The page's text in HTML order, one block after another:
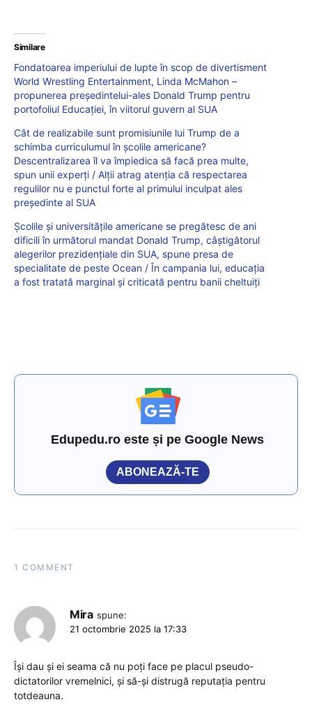
Similare
Fondatoarea imperiului de lupte în scop de divertisment
World Wrestling Entertainment, Linda McMahon –
propunerea președintelui-ales Donald Trump pentru
portofoliul Educației, în viitorul guvern al SUA
Cât de realizabile sunt promisiunile lui Trump de a
schimba curriculumul în școlile americane?
Descentralizarea îl va împiedica să facă prea multe,
spun unii experți / Alții atrag atenția că respectarea
regulilor nu e punctul forte al primului inculpat ales
președinte al SUA
Școlile și universitățile americane se pregătesc de ani
dificili în următorul mandat Donald Trump, câștigătorul
alegerilor prezidențiale din SUA, spune presa de
specialitate de peste Ocean / În campania lui, educația
a fost tratată marginal și criticată pentru banii cheltuiți
Edupedu.ro este și pe Google News
ABONEAZĂ-TE
1 COMMENT
Mira spune:
21 octombrie 2025 la 17:33
Își dau și ei seama că nu poți face pe placul pseudo-
dictatorilor vremelnici, și să-și distrugă reputația pentru
totdeauna.